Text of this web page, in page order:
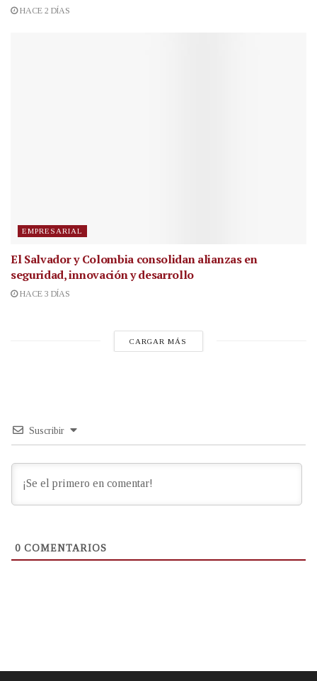
HACE 2 DÍAS
EMPRESARIAL
El Salvador y Colombia consolidan alianzas en
seguridad, innovación y desarrollo
HACE 3 DÍAS
CARGAR MÁS
Suscribir
0 COMENTARIOS